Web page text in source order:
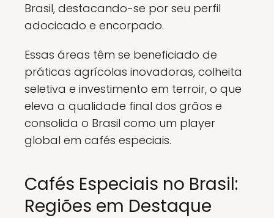
Brasil, destacando-se por seu perfil
adocicado e encorpado.
Essas áreas têm se beneficiado de
práticas agrícolas inovadoras, colheita
seletiva e investimento em terroir, o que
eleva a qualidade final dos grãos e
consolida o Brasil como um player
global em cafés especiais.
Cafés Especiais no Brasil:
Regiões em Destaque